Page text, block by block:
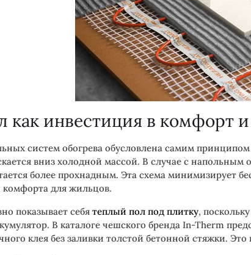
как инвестиция в комфорт
систем обогрева обусловлена самим
вниз холодной массой. В случае с напольным
более прохнадным. Эта схема минимизирует
комфорта для жильцов.
показывает себя теплый пол под плитку,
В каталоге чешского бренда In-Therm
клея без заливки толстой бетонной стяжки.